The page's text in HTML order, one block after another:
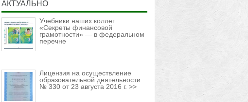
АКТУАЛЬНО
Учебники наших коллег
«Секреты финансовой
грамотности» — в федеральном
перечне
Лицензия на осуществление
образовательной деятельности
№ 330 от 23 августа 2016 г. >>